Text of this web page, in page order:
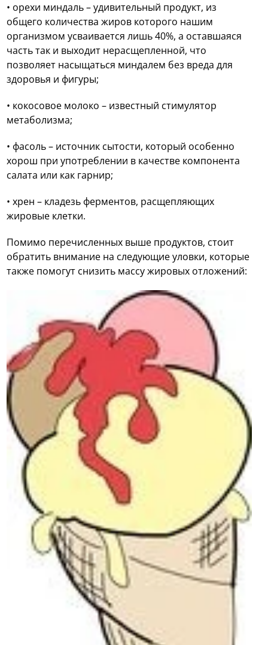
• орехи миндаль – удивительный продукт, из
общего количества жиров которого нашим
организмом усваивается лишь 40%, а оставшаяся
часть так и выходит нерасщепленной, что
позволяет насыщаться миндалем без вреда для
здоровья и фигуры;
• кокосовое молоко – известный стимулятор
метаболизма;
• фасоль – источник сытости, который особенно
хорош при употреблении в качестве компонента
салата или как гарнир;
• хрен – кладезь ферментов, расщепляющих
жировые клетки.
Помимо перечисленных выше продуктов, стоит
обратить внимание на следующие уловки, которые
также помогут снизить массу жировых отложений: